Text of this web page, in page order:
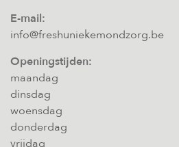
E-mail:
info@freshuniekemondzorg.be
Openingstijden:
maandag
dinsdag
woensdag
donderdag
vrijdag